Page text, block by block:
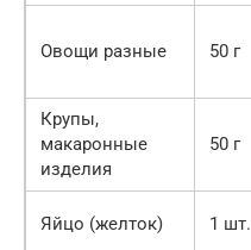
Овощи разные 50 г
Крупы,
макаронные
изделия
50 г
Яйцо (желток) 1 шт.